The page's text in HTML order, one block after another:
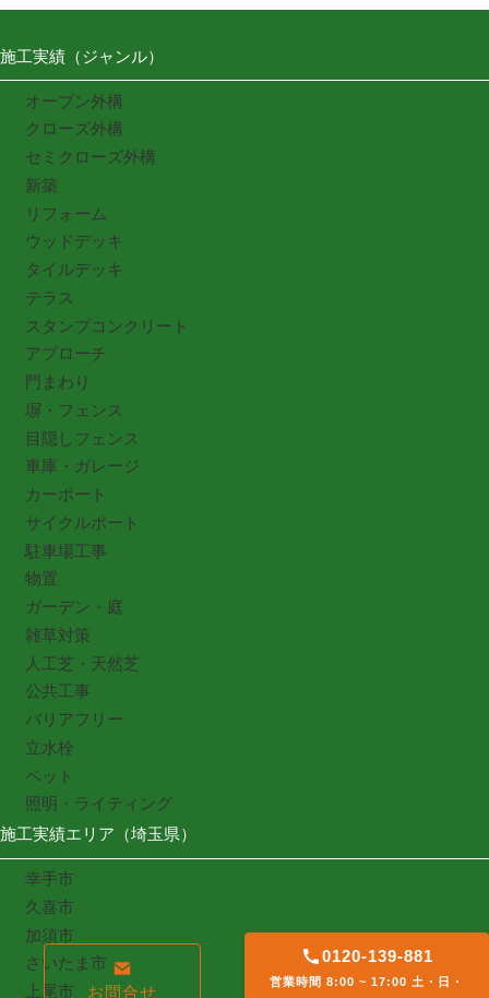
施工実績（ジャンル）
オープン外構
クローズ外構
セミクローズ外構
新築
リフォーム
ウッドデッキ
タイルデッキ
テラス
スタンプコンクリート
アプローチ
門まわり
塀・フェンス
目隠しフェンス
車庫・ガレージ
カーポート
サイクルポート
駐車場工事
物置
ガーデン・庭
雑草対策
人工芝・天然芝
公共工事
バリアフリー
立水栓
ペット
照明・ライティング
施工実績エリア（埼玉県）
幸手市
久喜市
加須市
さいたま市
上尾市
お問合せ
0120-139-881
営業時間 8:00 ~ 17:00 土・日・